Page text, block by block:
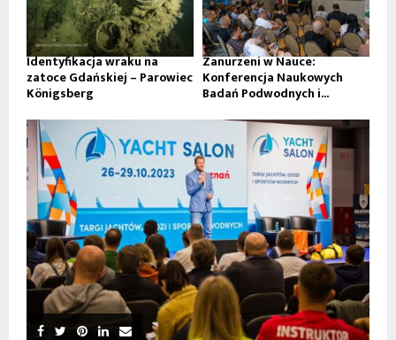
Identyfikacja wraku na
zatoce Gdańskiej – Parowiec
Königsberg
Zanurzeni w Nauce:
Konferencja Naukowych
Badań Podwodnych i...